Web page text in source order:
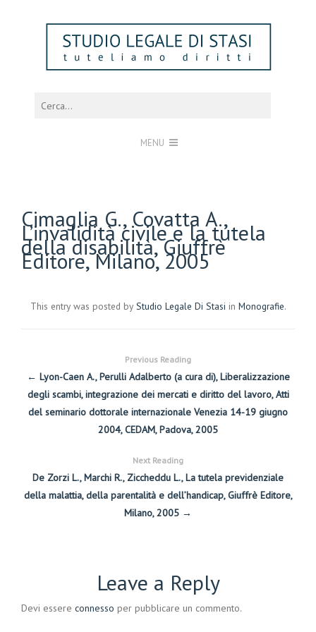
MENU
Cimaglia G., Covatta A.,
L’invalidità civile e la tutela
della disabilità, Giuffrè
Editore, Milano, 2005
This entry was posted by Studio Legale Di Stasi in Monografie.
Previous Reading
← Lyon-Caen A., Perulli Adalberto (a cura di), Liberalizzazione
degli scambi, integrazione dei mercati e diritto del lavoro, Atti
del seminario dottorale internazionale Venezia 14-19 giugno
2004, CEDAM, Padova, 2005
Next Reading
De Zorzi L., Marchi R., Ziccheddu L., La tutela previdenziale
della malattia, della parentalità e dell’handicap, Giuffrè Editore,
Milano, 2005 →
Leave a Reply
Devi essere connesso per pubblicare un commento.